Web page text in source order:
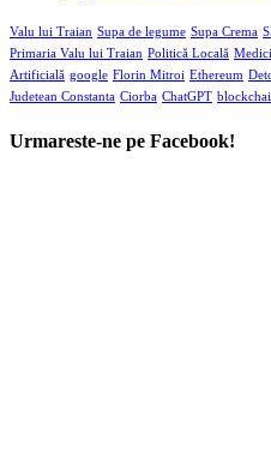
Valu lui Traian Supa de legume Supa Crema
Primaria Valu lui Traian Politică Locală
Artificială google Florin Mitroi Ethereum
Judetean Constanta Ciorba ChatGPT
Urmareste-ne pe Facebook!